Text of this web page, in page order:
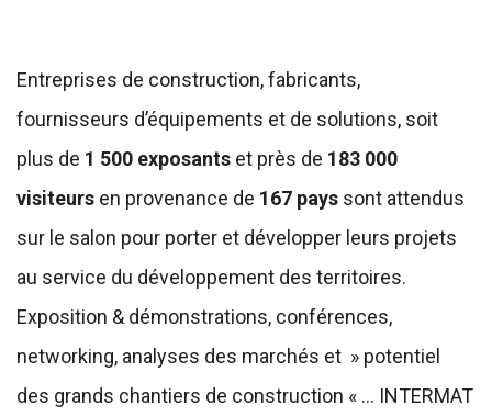
Entreprises de construction, fabricants,
fournisseurs d’équipements et de solutions, soit
plus de 1 500 exposants et près de 183 000
visiteurs en provenance de 167 pays sont attendus
sur le salon pour porter et développer leurs projets
au service du développement des territoires.
Exposition & démonstrations, conférences,
networking, analyses des marchés et » potentiel
des grands chantiers de construction « … INTERMAT